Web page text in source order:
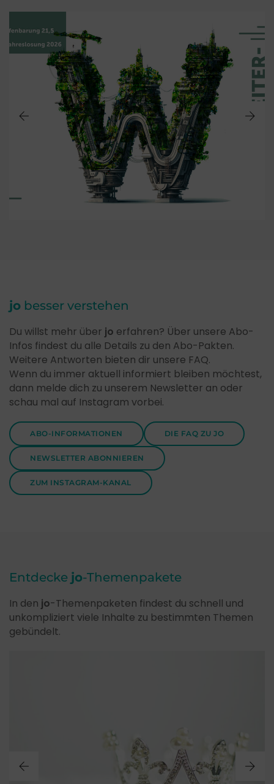
jo besser verstehen
Du willst mehr über jo erfahren? Über unsere Abo-
Infos findest du alle Details zu den Abo-Pakten.
Weitere Antworten bieten dir unsere FAQ.
Wenn du immer aktuell informiert bleiben möchtest,
dann melde dich zu unserem Newsletter an oder
schau mal auf Instagram vorbei.
ABO-INFORMATIONEN DIE FAQ ZU JO
NEWSLETTER ABONNIEREN
ZUM INSTAGRAM-KANAL
Entdecke jo-Themenpakete
In den jo-Themenpaketen findest du schnell und
unkompliziert viele Inhalte zu bestimmten Themen
gebündelt.